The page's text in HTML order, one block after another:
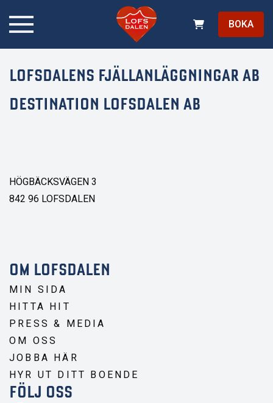
BOKA
LOFSDALENS FJÄLLANLÄGGNINGAR AB
DESTINATION LOFSDALEN AB
HÖGBÄCKSVÄGEN 3
842 96 LOFSDALEN
OM LOFSDALEN
MIN SIDA
HITTA HIT
PRESS & MEDIA
OM OSS
JOBBA HÄR
HYR UT DITT BOENDE
FÖLJ OSS